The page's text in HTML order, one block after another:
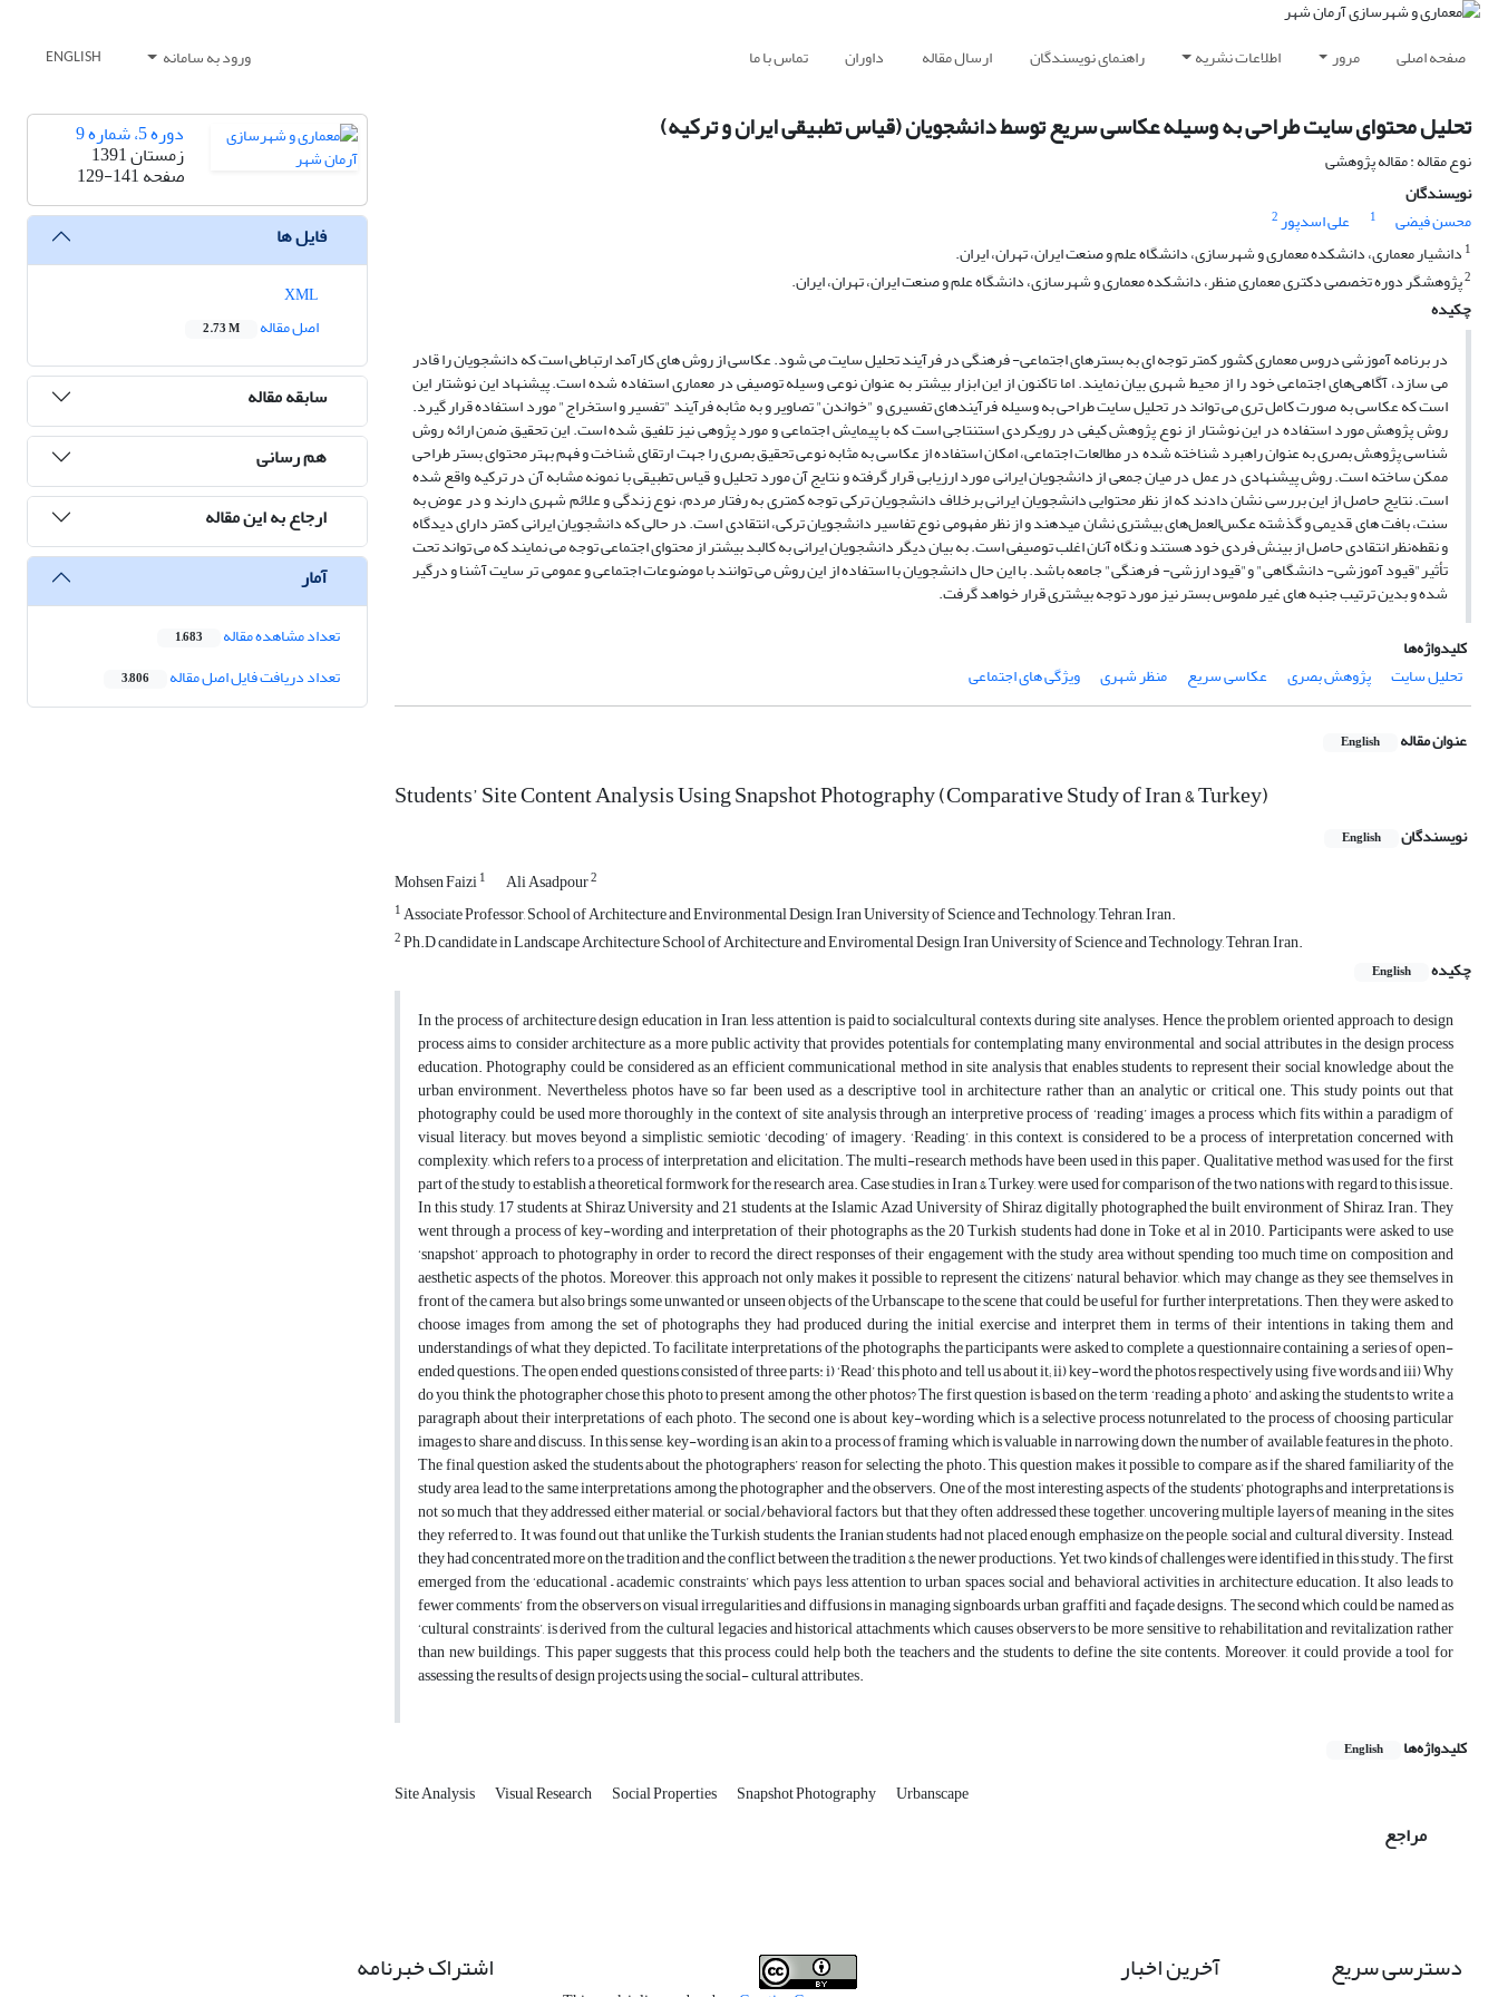
صفحه اصلی مرور اطلاعات نشریه راهنمای نویسندگان ارسال مقاله داوران تماس با ما ورود به سامانه ENGLISH
تحلیل محتوای سایت طراحی به وسیله عکاسی سریع توسط دانشجویان (قیاس تطبیقی ایران و ترکیه)
نوع مقاله : مقاله پژوهشی
نویسندگان
محسن فیضی
1 علی اسدپور2
1 دانشیار معماری، دانشکده معماری و شهرسازی، دانشگاه علم و صنعت ایران، تهران، ایران.
2پژوهشگر دوره تخصصی دکتری معماری منظر، دانشکده معماری و شهرسازی، دانشگاه علم و صنعت ایران، تهران، ایران.
چکیده
در برنامه آموزشی دروس معماری کشور کمتر توجه ای به بسترهای اجتماعی- فرهنگی در فرآیند تحلیل سایت می شود. عکاسی از روش های کارآمد ارتباطی است که دانشجویان را قادر
می سازد، آگاهی‌های اجتماعی خود را از محیط شهری بیان نمایند. اما تاکنون از این ابزار بیشتر به عنوان نوعی وسیله توصیفی در معماری استفاده شده است. پیشنهاد این نوشتار این
است که عکاسی به صورت کامل تری می تواند در تحلیل سایت طراحی به وسیله فرآیندهای تفسیری و "خواندن" تصاویر و به مثابه فرآیند "تفسیر و استخراج" مورد استفاده قرار گیرد.
روش پژوهش مورد استفاده در این نوشتار از نوع پژوهش کیفی در رویکردی استنتاجی است که با پیمایش اجتماعی و مورد پژوهی نیز تلفیق شده است. این تحقیق ضمن ارائه روش
شناسی پژوهش بصری به عنوان راهبرد شناخته شده در مطالعات اجتماعی، امکان استفاده از عکاسی به مثابه نوعی تحقیق بصری را جهت ارتقای شناخت و فهم بهتر محتوای بستر طراحی
ممکن ساخته است. روش پیشنهادی در عمل در میان جمعی از دانشجویان ایرانی مورد ارزیابی قرار گرفته و نتایج آن مورد تحلیل و قیاس تطبیقی با نمونه مشابه آن در ترکیه واقع شده
است. نتایج حاصل از این بررسی نشان دادند که از نظر محتوایی دانشجویان ایرانی برخلاف دانشجویان ترکی توجه کمتری به رفتار مردم، نوع زندگی و علائم شهری دارند و در عوض به
سنت، بافت های قدیمی و گذشته عکس‌العمل‌های بیشتری نشان میدهند و از نظر مفهومی نوع تفاسیر دانشجویان ترکی، انتقادی است. در حالی که دانشجویان ایرانی کمتر دارای دیدگاه
و نقطه‌نظر انتقادی حاصل از بینش فردی خود هستند و نگاه آنان اغلب توصیفی است. به بیان دیگر دانشجویان ایرانی به کالبد بیشتر از محتوای اجتماعی توجه می نمایند که می تواند تحت
تأثیر"قیود آموزشی- دانشگاهی" و"قیود ارزشی- فرهنگی" جامعه باشد. با این حال دانشجویان با استفاده از این روش می توانند با موضوعات اجتماعی و عمومی تر سایت آشنا و درگیر
شده و بدین ترتیب جنبه های غیر ملموس بستر نیز مورد توجه بیشتری قرار خواهد گرفت.
کلیدواژه‌ها
تحلیل سایت
پژوهش بصری عکاسی سریع منظر شهری ویژگی های اجتماعی
عنوان مقاله English
Students’ Site Content Analysis Using Snapshot Photography (Comparative Study of Iran & Turkey)
نویسندگان English
Mohsen Faizi1 Ali Asadpour2
1Associate Professor, School of Architecture and Environmental Design, Iran University of Science and Technology, Tehran, Iran.
2Ph.D candidate in Landscape Architecture School of Architecture and Enviromental Design, Iran University of Science and Technology, Tehran, Iran.
چکیده
English
In the process of architecture design education in Iran, less attention is paid to socialcultural contexts during site analyses. Hence, the problem oriented approach to design
process aims to consider architecture as a more public activity that provides potentials for contemplating many environmental and social attributes in the design process
education. Photography could be considered as an efficient communicational method in site analysis that enables students to represent their social knowledge about the
urban environment. Nevertheless, photos have so far been used as a descriptive tool in architecture rather than an analytic or critical one. This study points out that
photography could be used more thoroughly in the context of site analysis through an interpretive process of ‘reading’ images, a process which fits within a paradigm of
visual literacy, but moves beyond a simplistic, semiotic ‘decoding’ of imagery. ‘Reading’, in this context, is considered to be a process of interpretation concerned with
complexity, which refers to a process of interpretation and elicitation. The multi-research methods have been used in this paper. Qualitative method was used for the first
part of the study to establish a theoretical formwork for the research area. Case studies, in Iran & Turkey, were used for comparison of the two nations with regard to this issue.
In this study, 17 students at Shiraz University and 21 students at the Islamic Azad University of Shiraz digitally photographed the built environment of Shiraz, Iran. They
went through a process of key-wording and interpretation of their photographs as the 20 Turkish students had done in Toke et al in 2010. Participants were asked to use
‘snapshot’ approach to photography in order to record the direct responses of their engagement with the study area without spending too much time on composition and
aesthetic aspects of the photos. Moreover, this approach not only makes it possible to represent the citizens’ natural behavior, which may change as they see themselves in
front of the camera, but also brings some unwanted or unseen objects of the Urbanscape to the scene that could be useful for further interpretations. Then, they were asked to
choose images from among the set of photographs they had produced during the initial exercise and interpret them in terms of their intentions in taking them and
understandings of what they depicted. To facilitate interpretations of the photographs, the participants were asked to complete a questionnaire containing a series of open-
ended questions. The open ended questions consisted of three parts: i) ‘Read’ this photo and tell us about it; ii) key-word the photos respectively using five words and iii) Why
do you think the photographer chose this photo to present among the other photos? The first question is based on the term ‘reading a photo’ and asking the students to write a
paragraph about their interpretations of each photo. The second one is about key-wording which is a selective process notunrelated to the process of choosing particular
images to share and discuss. In this sense, key-wording is an akin to a process of framing which is valuable in narrowing down the number of available features in the photo.
The final question asked the students about the photographers’ reason for selecting the photo. This question makes it possible to compare as if the shared familiarity of the
study area lead to the same interpretations among the photographer and the observers. One of the most interesting aspects of the students’ photographs and interpretations is
not so much that they addressed either material, or social/behavioral factors, but that they often addressed these together, uncovering multiple layers of meaning in the sites
they referred to. It was found out that unlike the Turkish students, the Iranian students had not placed enough emphasize on the people, social and cultural diversity. Instead,
they had concentrated more on the tradition and the conflict between the tradition & the newer productions. Yet, two kinds of challenges were identified in this study. The first
emerged from the ‘educational – academic constraints’ which pays less attention to urban spaces, social and behavioral activities in architecture education. It also leads to
fewer comments’ from the observers on visual irregularities and diffusions in managing signboards, urban graffiti and façade designs. The second which could be named as
‘cultural constraints’, is derived from the cultural legacies and historical attachments which causes observers to be more sensitive to rehabilitation and revitalization rather
than new buildings. This paper suggests that this process could help both the teachers and the students to define the site contents. Moreover, it could provide a tool for
assessing the results of design projects using the social- cultural attributes.
کلیدواژه‌ها English
Site Analysis Visual Research Social Properties Snapshot Photography Urbanscape
مراجع
دوره 5، شماره 9
زمستان 1391
صفحه129-141
فایل ها
اصل مقاله
2.73 M
سابقه مقاله
هم رسانی
ارجاع به این مقاله
آمار
تعداد مشاهده مقاله 1,683
تعداد دریافت فایل اصل مقاله 3,806
دسترسی سریع آخرین اخبار اشتراک خبرنامه